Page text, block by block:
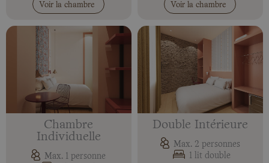
Voir la chambre Voir la chambre
Chambre
Individuelle
Max. 1 personne
Double Intérieure
Max. 2 personnes
1 lit double